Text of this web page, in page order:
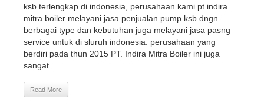
ksb terlengkap di indonesia, perusahaan kami pt indira
mitra boiler melayani jasa penjualan pump ksb dngn
berbagai type dan kebutuhan juga melayani jasa pasng
service untuk di sluruh indonesia. perusahaan yang
berdiri pada thun 2015 PT. Indira Mitra Boiler ini juga
sangat ...
Read More